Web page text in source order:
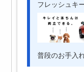
フレッシュキ
普段のお手入